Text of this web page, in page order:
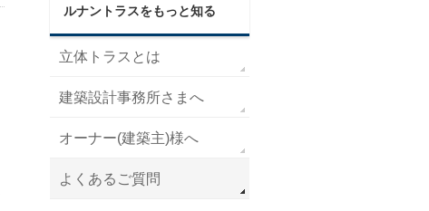
ルナントラスをもっと知る
立体トラスとは
建築設計事務所さまへ
オーナー(建築主)様へ
よくあるご質問